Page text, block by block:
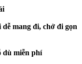
mang đi, chở đi gọn
dù miễn phí